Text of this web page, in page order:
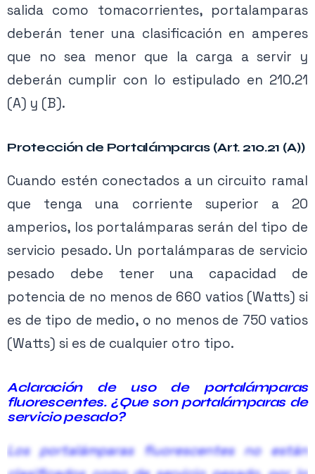
salida como tomacorrientes, portalamparas
deberán tener una clasificación en amperes
que no sea menor que la carga a servir y
deberán cumplir con lo estipulado en 210.21
(A) y (B).
Protección de Portalámparas (Art. 210.21 (A))
Cuando estén conectados a un circuito ramal
que tenga una corriente superior a 20
amperios, los portalámparas serán del tipo de
servicio pesado. Un portalámparas de servicio
pesado debe tener una capacidad de
potencia de no menos de 660 vatios (Watts) si
es de tipo de medio, o no menos de 750 vatios
(Watts) si es de cualquier otro tipo.
Aclaraciónde uso de portalámparas
fluorescentes. ¿Que son portalámparasde
servicio pesado?
Los portalámparas fluorescentes no están